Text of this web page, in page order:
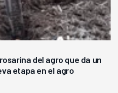
del agro que da un
etapa en el agro